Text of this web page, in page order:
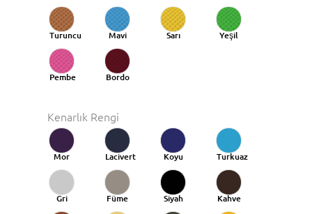
Turuncu
Taba
Mavi Sarı Yeşil
Pembe Bordo
Kenarlık Rengi
Mor Lacivert
Koyu
Mavi
Turkuaz
Gri Füme Siyah Kahve